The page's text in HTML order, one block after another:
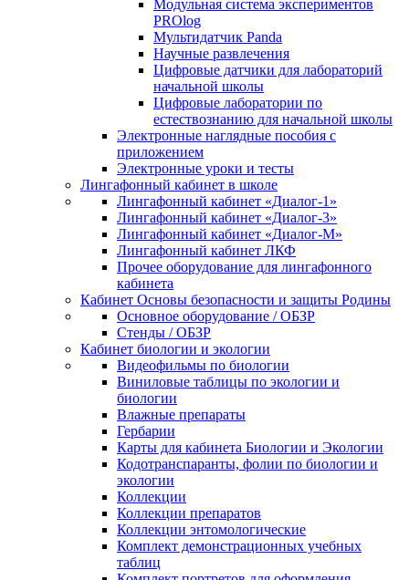
Модульная система экспериментов
PROlog
Мультидатчик Panda
Научные развлечения
Цифровые датчики для лабораторий
начальной школы
Цифровые лаборатории по
естествознанию для начальной школы
Электронные наглядные пособия с
приложением
Электронные уроки и тесты
Лингафонный кабинет в школе
Лингафонный кабинет «Диалог-1»
Лингафонный кабинет «Диалог-3»
Лингафонный кабинет «Диалог-М»
Лингафонный кабинет ЛКФ
Прочее оборудование для лингафонного
кабинета
Кабинет Основы безопасности и защиты Родины
Основное оборудование / ОБЗР
Стенды / ОБЗР
Кабинет биологии и экологии
Видеофильмы по биологии
Виниловые таблицы по экологии и
биологии
Влажные препараты
Гербарии
Карты для кабинета Биологии и Экологии
Кодотранспаранты, фолии по биологии и
экологии
Коллекции
Коллекции препаратов
Коллекции энтомологические
Комплект демонстрационных учебных
таблиц